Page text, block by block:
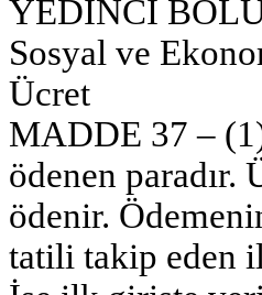
YEDİNCİ
Sosyal ve
Ücret
MADDE 37 – (1)
ödenen paradır.
ödenir.
tatili takip eden